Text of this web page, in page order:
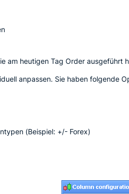
am heutigen Tag Order ausgeführt
anpassen. Sie haben folgende
(Beispiel: +/- Forex)